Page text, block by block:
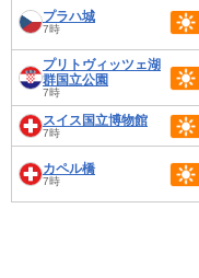
プラハ城
7時
プリトヴィッツェ湖
群国立公園
7時
スイス国立博物館
7時
カペル橋
7時